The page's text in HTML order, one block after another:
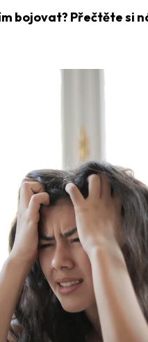
bojovat? Přečtěte si